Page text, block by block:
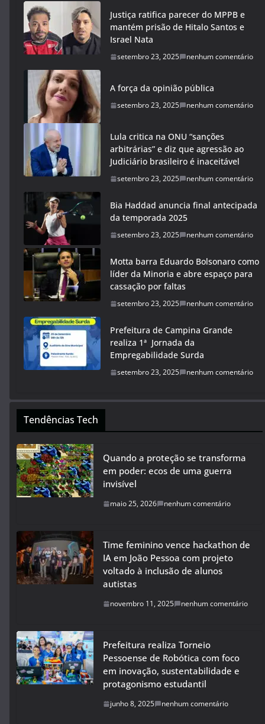
Justiça ratifica parecer do MPPB e
mantém prisão de Hitalo Santos e
Israel Nata
setembro 23, 2025 nenhum comentário
A força da opinião pública
setembro 23, 2025 nenhum comentário
Lula critica na ONU “sanções
arbitrárias” e diz que agressão ao
Judiciário brasileiro é inaceitável
setembro 23, 2025 nenhum comentário
Bia Haddad anuncia final antecipada
da temporada 2025
setembro 23, 2025 nenhum comentário
Motta barra Eduardo Bolsonaro como
líder da Minoria e abre espaço para
cassação por faltas
setembro 23, 2025 nenhum comentário
Prefeitura de Campina Grande
realiza 1ª Jornada da
Empregabilidade Surda
setembro 23, 2025 nenhum comentário
Tendências Tech
Quando a proteção se transforma
em poder: ecos de uma guerra
invisível
maio 25, 2026 nenhum comentário
Time feminino vence hackathon de
IA em João Pessoa com projeto
voltado à inclusão de alunos
autistas
novembro 11, 2025 nenhum comentário
Prefeitura realiza Torneio
Pessoense de Robótica com foco
em inovação, sustentabilidade e
protagonismo estudantil
junho 8, 2025 nenhum comentário